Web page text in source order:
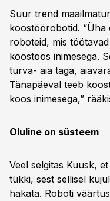
Suur trend
koostöörobotid. “Üha
roboteid, mis
koostöös inimesega.
turva- aia taga,
Tänapäeval teeb
koos inimesega,”
Oluline on süsteem
Veel selgitas Kuusk,
tükki, sest sellisel
hakata. Roboti